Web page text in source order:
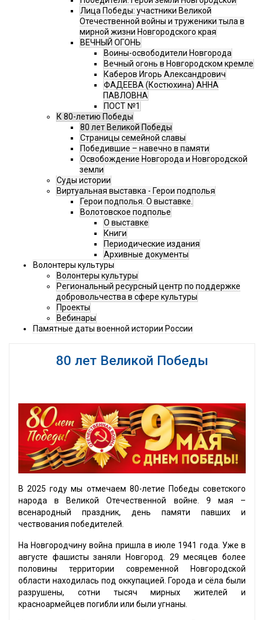
Лица Победы: участники Великой
Отечественной войны и труженики тыла в
мирной жизни Новгородского края
ВЕЧНЫЙ ОГОНЬ
Воины-освободители Новгорода
Вечный огонь в Новгородском кремле
Каберов Игорь Александрович
ФАДЕЕВА (Костюхина) АННА
ПАВЛОВНА
ПОСТ №1
К 80-летию Победы
80 лет Великой Победы
Страницы семейной славы
Победившие – навечно в памяти
Освобождение Новгорода и Новгородской
земли
Суды истории
Виртуальная выставка - Герои подполья
Герои подполья. О выставке.
Волотовское подполье
О выставке
Книги
Периодические издания
Архивные документы
Волонтеры культуры
Волонтеры культуры
Региональный ресурсный центр по поддержке
добровольчества в сфере культуры
Проекты
Вебинары
Памятные даты военной истории России
80 лет Великой Победы
В 2025 году мы отмечаем 80-летие Победы советского
народа в Великой Отечественной войне. 9 мая –
всенародный праздник, день памяти павших и
чествования победителей.
На Новгородчину война пришла в июле 1941 года. Уже в
августе фашисты заняли Новгород. 29 месяцев более
половины территории современной Новгородской
области находилась под оккупацией. Города и сёла были
разрушены, сотни тысяч мирных жителей и
красноармейцев погибли или были угнаны.